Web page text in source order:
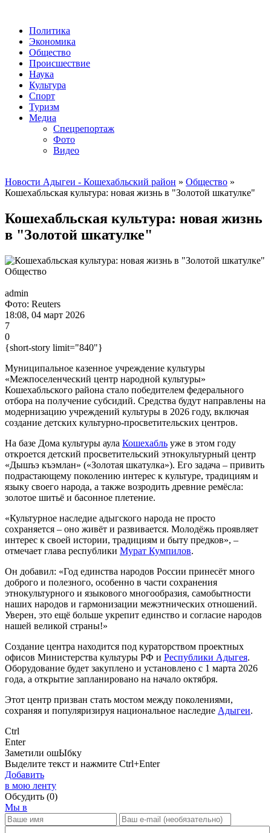
Политика
Экономика
Общество
Происшествие
Наука
Культура
Спорт
Туризм
Медиа
Спецрепортаж
Фото
Видео
Новости Адыгеи - Кошехабльский район » Общество »
Кошехабльская культура: новая жизнь в "Золотой шкатулке"
Кошехабльская культура: новая жизнь
в "Золотой шкатулке"
Общество
admin
Фото: Reuters
18:08, 04 март 2026
7
0
{short-story limit="840"}
Муниципальное казенное учреждение культуры
«Межпоселенческий центр народной культуры»
Кошехабльского района стало победителем федерального
отбора на получение субсидий. Средства будут направлены на
модернизацию учреждений культуры в 2026 году, включая
создание детских культурно-просветительских центров.
На базе Дома культуры аула Кошехабль уже в этом году
откроется детский просветительский этнокультурный центр
«Дышъэ къэмлан» («Золотая шкатулка»). Его задача – привить
подрастающему поколению интерес к культуре, традициям и
языку своего народа, а также возродить древние ремёсла:
золотое шитьё и басонное плетение.
«Культурное наследие адыгского народа не просто
сохраняется – оно живёт и развивается. Молодёжь проявляет
интерес к своей истории, традициям и быту предков», –
отмечает глава республики Мурат Кумпилов.
Он добавил: «Год единства народов России принесёт много
доброго и полезного, особенно в части сохранения
этнокультурного и языкового многообразия, самобытности
наших народов и гармонизации межэтнических отношений.
Уверен, это ещё больше укрепит единство и согласие народов
нашей великой страны!»
Создание центра находится под кураторством проектных
офисов Министерства культуры РФ и Республики Адыгея.
Оборудование будет закуплено и установлено с 1 марта 2026
года, а открытие запланировано на начало октября.
Этот центр призван стать мостом между поколениями,
сохраняя и популяризируя национальное наследие Адыгеи.
Ctrl
Enter
Заметили ошЫбку
Выделите текст и нажмите Ctrl+Enter
Добавить
в мою ленту
Обсудить (0)
Мы в